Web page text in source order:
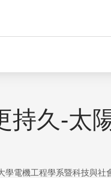
持久-太
學電機工程學系暨科技與社